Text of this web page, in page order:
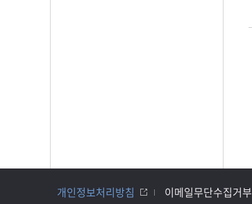
개인정보처리방침 이메일무단수집거부